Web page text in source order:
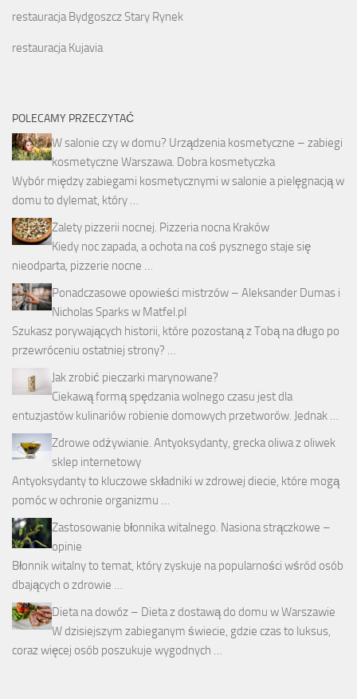
restauracja Bydgoszcz Stary Rynek
restauracja Kujavia
POLECAMY PRZECZYTAĆ
W salonie czy w domu? Urządzenia kosmetyczne – zabiegi
kosmetyczne Warszawa. Dobra kosmetyczka
Wybór między zabiegami kosmetycznymi w salonie a pielęgnacją w
domu to dylemat, który …
Zalety pizzerii nocnej. Pizzeria nocna Kraków
Kiedy noc zapada, a ochota na coś pysznego staje się
nieodparta, pizzerie nocne …
Ponadczasowe opowieści mistrzów – Aleksander Dumas i
Nicholas Sparks w Matfel.pl
Szukasz porywających historii, które pozostaną z Tobą na długo po
przewróceniu ostatniej strony? …
Jak zrobić pieczarki marynowane?
Ciekawą formą spędzania wolnego czasu jest dla
entuzjastów kulinariów robienie domowych przetworów. Jednak …
Zdrowe odżywianie. Antyoksydanty, grecka oliwa z oliwek
sklep internetowy
Antyoksydanty to kluczowe składniki w zdrowej diecie, które mogą
pomóc w ochronie organizmu …
Zastosowanie błonnika witalnego. Nasiona strączkowe –
opinie
Błonnik witalny to temat, który zyskuje na popularności wśród osób
dbających o zdrowie …
Dieta na dowóz – Dieta z dostawą do domu w Warszawie
W dzisiejszym zabieganym świecie, gdzie czas to luksus,
coraz więcej osób poszukuje wygodnych …